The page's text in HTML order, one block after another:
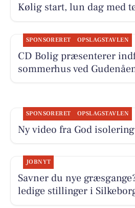
Kølig start, lun dag med
SPONSORERET OPSLAGSTAVLEN
CD Bolig præsenterer
sommerhus ved
SPONSORERET OPSLAGSTAVLEN
Ny video fra God
JOBNYT
Savner du nye
ledige stillinger i